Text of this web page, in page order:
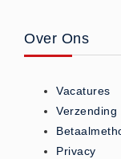
Diensten
RI&E
Over Ons
Vacatures
Verzending
Privacy